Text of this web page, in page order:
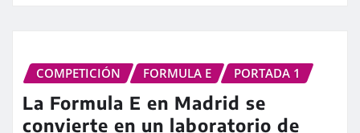
COMPETICIÓN FORMULA E PORTADA 1
La Formula E en Madrid se
convierte en un laboratorio de